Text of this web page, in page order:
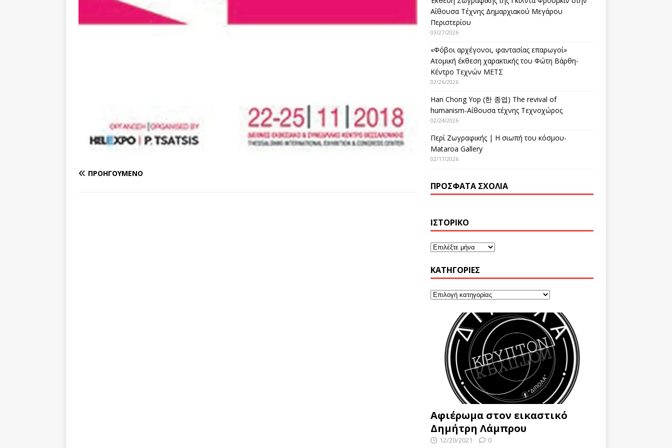
ΠΡΟΗΓΟΎΜΕΝΟ
Αίθουσα Τέχνης Δημαρχιακού Μεγάρου
Περιστερίου
03/27/2026
«Φόβοι αρχέγονοι, φαντασίας επαρωγοί»
Ατομική έκθεση χαρακτικής του Φώτη Βάρθη-
Κέντρο Τεχνών ΜΕΤΣ
02/26/2026
Han Chong Yop (한 종엽) The revival of
humanism-Αίθουσα τέχνης Τεχνοχώρος
02/24/2026
Περί Ζωγραφικής | Η σιωπή του κόσμου-
Mataroa Gallery
02/17/2026
ΠΡΌΣΦΑΤΑ ΣΧΌΛΙΑ
ΙΣΤΟΡΙΚΌ
KΑΤΗΓΟΡΊΕΣ
Αφιέρωμα στον εικαστικό
Δημήτρη Λάμπρου
12/20/2021 0